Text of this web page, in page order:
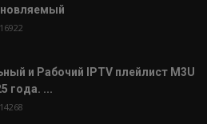
и Рабочий IPTV плейлист M3U
года. ...